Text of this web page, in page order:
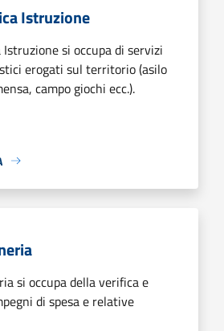
Istruzione
Istruzione si occupa di servizi
erogati sul territorio (asilo
campo giochi ecc.).
si occupa della verifica e
di spesa e relative